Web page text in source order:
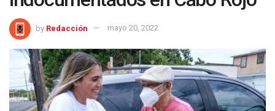
by Redacción mayo 20, 2022